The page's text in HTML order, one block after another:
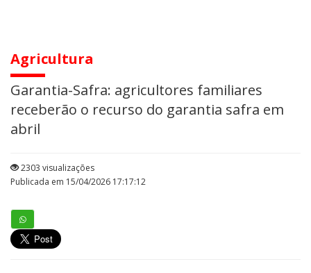
Agricultura
Garantia-Safra: agricultores familiares
receberão o recurso do garantia safra em
abril
2303 visualizações
Publicada em 15/04/2026 17:17:12